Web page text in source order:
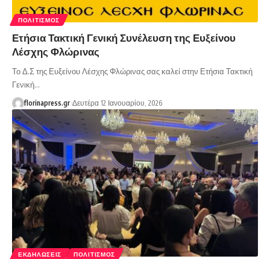
ΠΟΛΙΤΙΣΜΌΣ
Ετήσια Τακτική Γενική Συνέλευση της Ευξείνου
Λέσχης Φλώρινας
Το Δ.Σ της Ευξείνου Λέσχης Φλώρινας σας καλεί στην Ετήσια Τακτική
Γενική…
florinapress.gr Δευτέρα 12 Ιανουαρίου, 2026
ΕΚΔΗΛΏΣΕΙΣ ΠΟΛΙΤΙΣΜΌΣ